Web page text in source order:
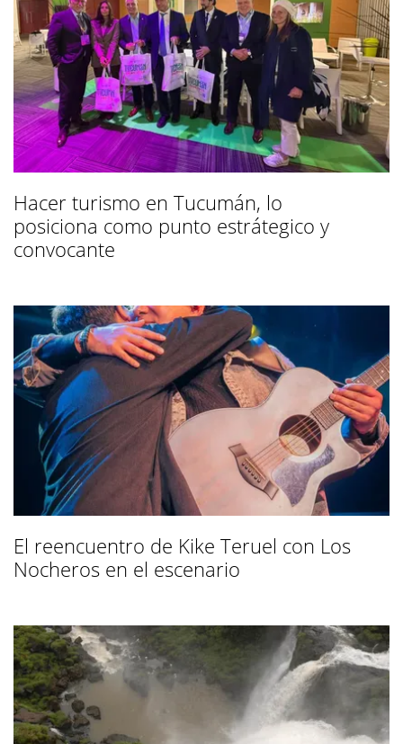
Hacer turismo en Tucumán, lo
posiciona como punto estrátegico y
convocante
El reencuentro de Kike Teruel con Los
Nocheros en el escenario